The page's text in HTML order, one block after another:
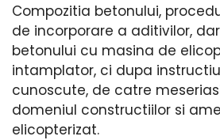
Compozitia betonului,
de incorporare a aditivilor,
betonului cu masina de
intamplator, ci dupa
cunoscute, de catre
domeniul constructiilor si
elicopterizat.